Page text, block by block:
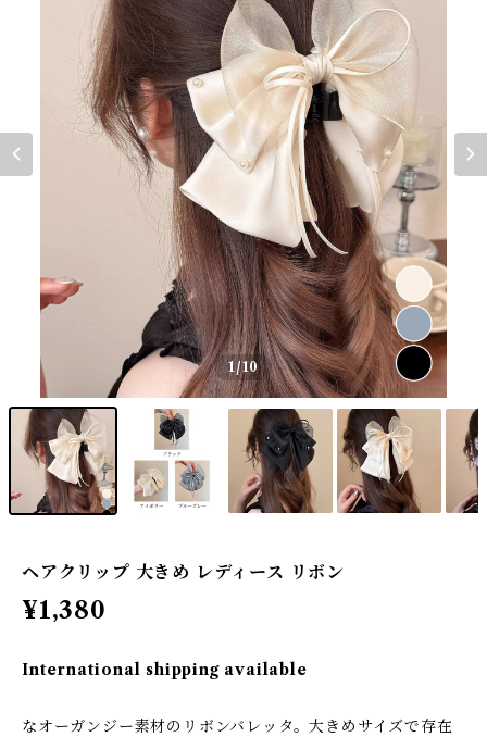
1/10
ヘアクリップ 大きめ レディース リボン
¥1,380
International shipping available
なオーガンジー素材のリボンバレッタ。大きめサイズで存在